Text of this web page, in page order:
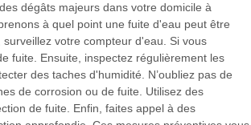
dégâts majeurs dans votre domicile à
à quel point une fuite d'eau peut être
votre compteur d'eau. Si vous
fuite. Ensuite, inspectez régulièrement les
des taches d'humidité. N’oubliez pas de
de corrosion ou de fuite. Utilisez des
de fuite. Enfin, faites appel à des